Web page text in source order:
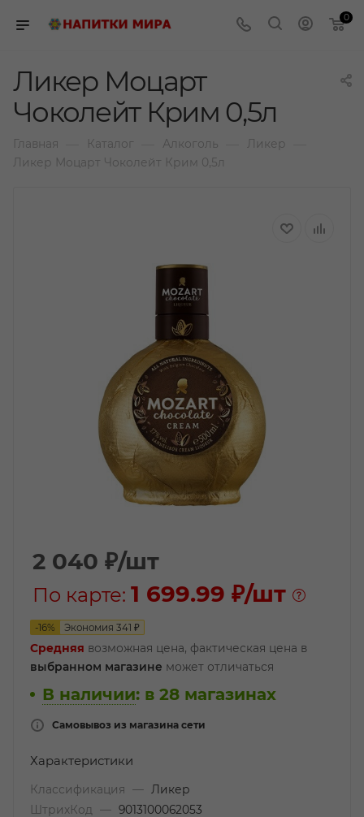
0
Ликер Моцарт
Чоколейт Крим 0,5л
Главная Каталог Алкоголь Ликер
Ликер Моцарт Чоколейт Крим 0,5л
2 040 ₽/шт
По карте: 1 699.99 ₽/шт
-16% Экономия 341 ₽
Средняя возможная цена, фактическая цена в
выбранном магазине может отличаться
В наличии: в 28 магазинах
Самовывоз из магазина сети
Характеристики
Классификация —
Ликер
ШтрихКод
— 9013100062053